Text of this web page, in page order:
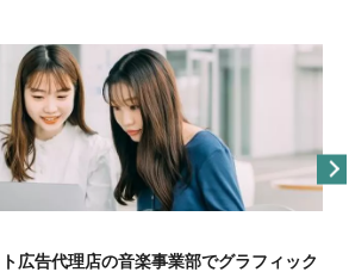
ト広告代理店の音楽事業部でグラフィック